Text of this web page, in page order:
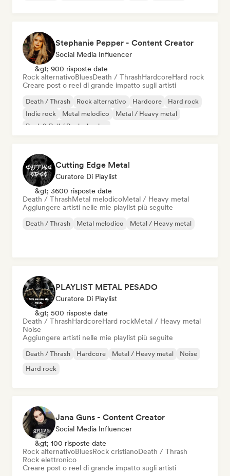
Stephanie Pepper - Content Creator
Social Media Influencer
&gt; 900 risposte date
Rock alternativoBluesDeath / ThrashHardcoreHard rock
Creare post o reel di grande impatto sugli artisti
Death / Thrash Rock alternativo Hardcore
Hard rock
Indie rock
Metal melodico
Metal / Heavy metal
Rock & Roll / Rock classico
Cutting Edge Metal
Curatore Di Playlist
&gt; 3600 risposte date
Death / ThrashMetal melodicoMetal / Heavy metal
Aggiungere artisti nelle mie playlist più seguite
Death / Thrash Metal melodico Metal / Heavy metal
PLAYLIST METAL PESADO
Curatore Di Playlist
&gt; 500 risposte date
Death / ThrashHardcoreHard rockMetal / Heavy metal
Noise
Aggiungere artisti nelle mie playlist più seguite
Death / Thrash Hardcore Metal / Heavy metal
Noise
Hard rock
Jana Guns - Content Creator
Social Media Influencer
&gt; 100 risposte date
Rock alternativoBluesRock cristianoDeath / Thrash
Rock elettronico
Creare post o reel di grande impatto sugli artisti